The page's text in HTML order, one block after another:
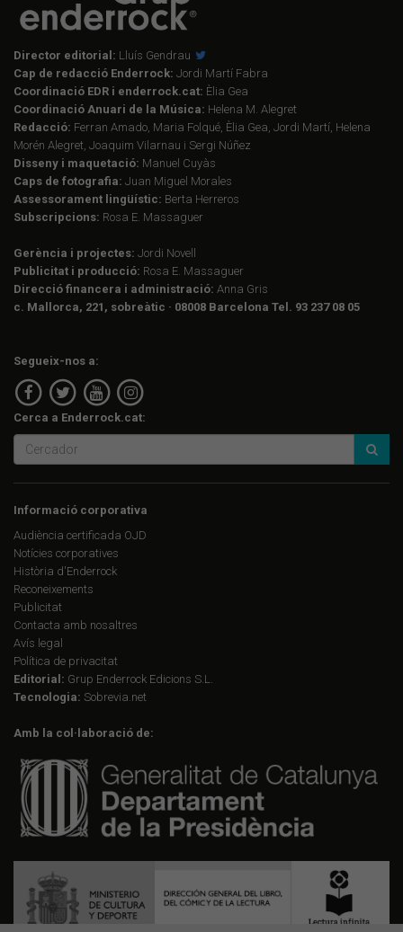
Director editorial: Lluís Gendrau
Cap de redacció Enderrock: Jordi Martí Fabra
Coordinació EDR i enderrock.cat: Èlia Gea
Coordinació Anuari de la Música: Helena M. Alegret
Redacció: Ferran Amado, Maria Folqué, Èlia Gea, Jordi Martí, Helena
Morén Alegret, Joaquim Vilarnau i Sergi Núñez
Disseny i maquetació: Manuel Cuyàs
Caps de fotografia: Juan Miguel Morales
Assessorament lingüístic: Berta Herreros
Subscripcions: Rosa E. Massaguer
Gerència i projectes: Jordi Novell
Publicitat i producció: Rosa E. Massaguer
Direcció financera i administració: Anna Gris
c. Mallorca, 221, sobreàtic · 08008 Barcelona Tel. 93 237 08 05
Segueix-nos a:
Cerca a Enderrock.cat:
Informació corporativa
Audiència certificada OJD
Notícies corporatives
Història d'Enderrock
Reconeixements
Publicitat
Contacta amb nosaltres
Avís legal
Política de privacitat
Editorial: Grup Enderrock Edicions S.L.
Tecnologia: Sobrevia.net
Amb la col·laboració de: